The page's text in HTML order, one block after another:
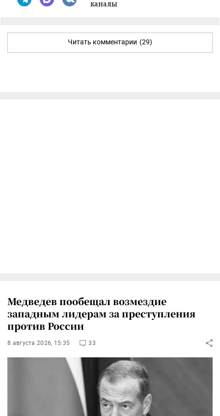
каналы
Читать комментарии (29)
Медведев пообещал возмездие
западным лидерам за преступления
против России
8 августа 2026, 15:35 33